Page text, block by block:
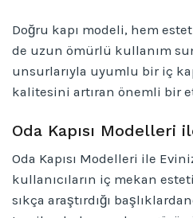
Doğru kapı modeli, hem
de uzun ömürlü kullanım
unsurlarıyla uyumlu bir iç
kalitesini artıran önemli bir
Oda Kapısı Modelleri
Oda Kapısı Modelleri ile
kullanıcıların iç mekan
sıkça araştırdığı